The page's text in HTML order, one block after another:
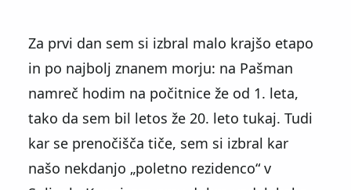
Za prvi dan sem si izbral malo krajšo etapo
in po najbolj znanem morju: na Pašman
namreč hodim na počitnice že od 1. leta,
tako da sem bil letos že 20. leto tukaj. Tudi
kar se prenočišča tiče, sem si izbral kar
našo nekdanjo poletno rezidenco v